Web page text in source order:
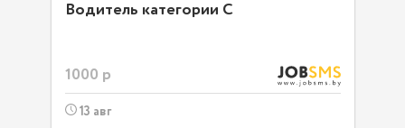
Водитель категории C
1000 р
13 авг